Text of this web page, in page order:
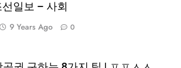
선일보 – 사회
9 Years Ago 0